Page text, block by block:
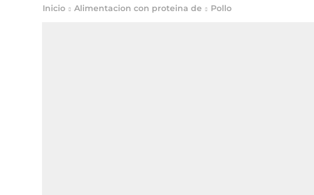
Inicio Alimentacion con proteina de Pollo